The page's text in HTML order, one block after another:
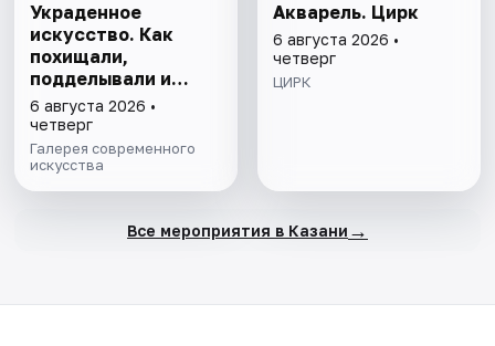
Украденное
искусство. Как
похищали,
подделывали и
уничтожали
великие шедевры
6 августа 2026 •
четверг
Галерея современного
искусства
Акварель. Цирк
6 августа 2026 •
четверг
ЦИРК
Все мероприятия в Казани →